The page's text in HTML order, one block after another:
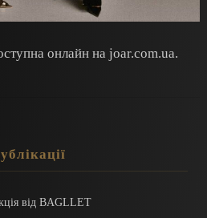
онлайн на joar.com.ua.
від BAGLLET